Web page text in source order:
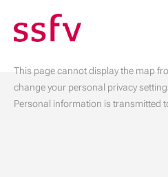
This page cannot display the map
change your personal privacy
Personal information is transmitted